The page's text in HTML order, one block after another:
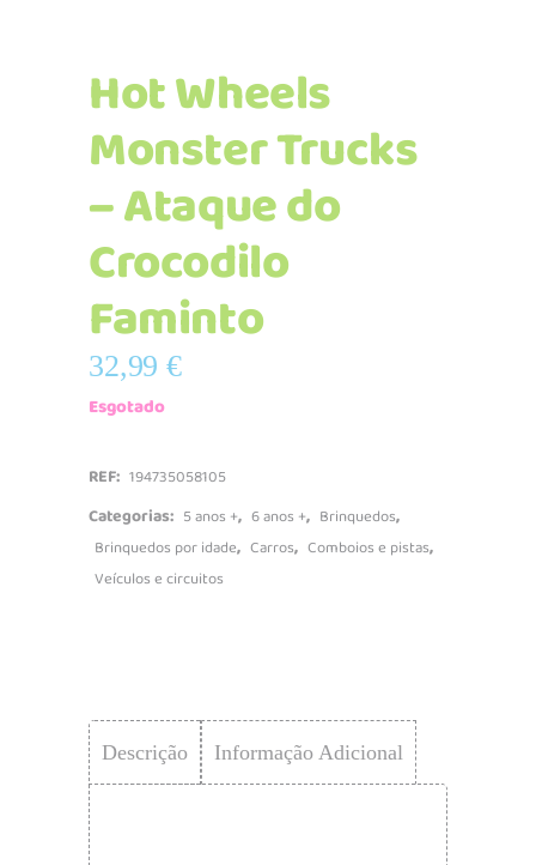
Hot Wheels
Monster Trucks
– Ataque do
Crocodilo
Faminto
32,99€
Esgotado
REF: 194735058105
Categorias: 5 anos +, 6 anos +, Brinquedos,
Brinquedos por idade, Carros, Comboios e pistas,
Veículos e circuitos
Descrição Informação Adicional